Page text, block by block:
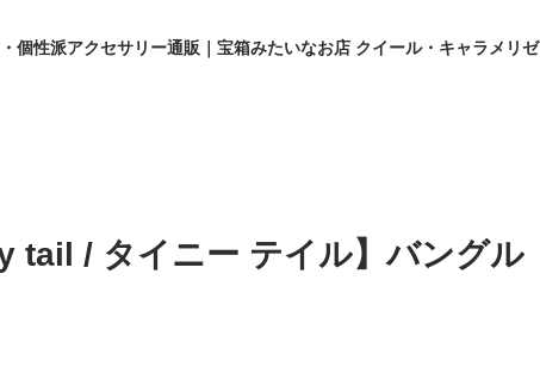
個性派アクセサリー通販｜宝箱みたいなお店 クイール・キャラメリゼ
tail / タイニー テイル】バングル